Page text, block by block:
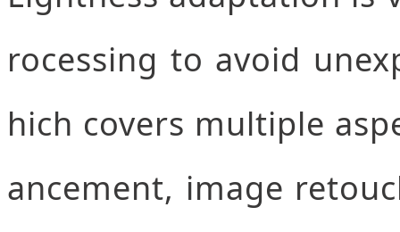
rocessing to avoid
hich covers multiple
ancement, image